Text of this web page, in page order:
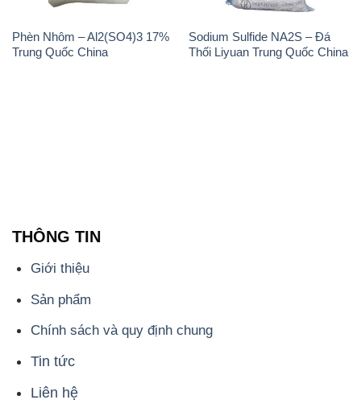
Chính sách và quy định chung
Tin tức
Liên hệ
📞
PHÒNG KINH DOANH - CÔNG TY HÓA CHẤT
ĐẮC TRƯỜNG PHÁT